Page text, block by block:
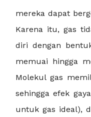
mereka dapat
Karena itu, gas
diri dengan
memuai hingga
Molekul gas
sehingga efek
untuk gas ideal),